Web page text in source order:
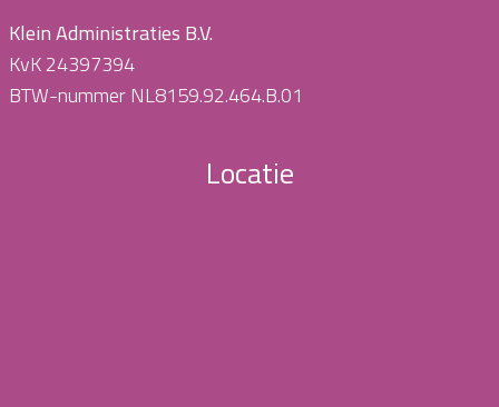
Klein Administraties B.V.
KvK 24397394
BTW-nummer NL8159.92.464.B.01
Locatie